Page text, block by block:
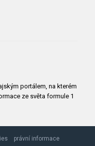
portálem, na kterém
ze světa formule 1
právní informace